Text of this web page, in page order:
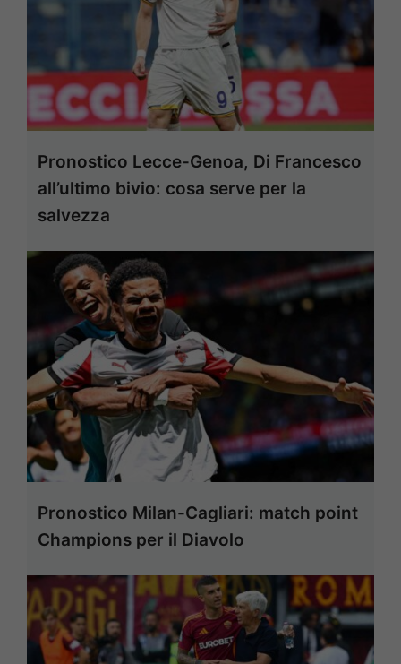
Pronostico Lecce-Genoa, Di Francesco
all’ultimo bivio: cosa serve per la
salvezza
Pronostico Milan-Cagliari: match point
Champions per il Diavolo